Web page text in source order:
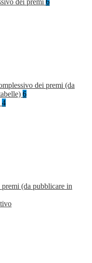
dei premi 6
dei premi (da
6
4
(da pubblicare in